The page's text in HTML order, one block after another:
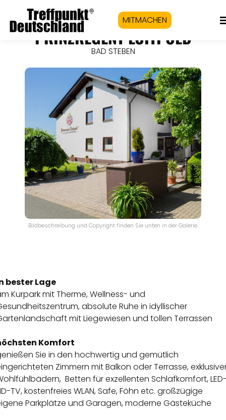
MITMACHEN
PRINZREGENT LUITPOLD
BAD STEBEN
Bildbeschreibung und Copyright finden Sie unten in der Galerie.
bester Lage
Kurpark mit Therme, Wellness- und
absolute Ruhe in idyllischer
mit Liegewiesen und tollen Terrassen
Komfort
Sie in den hochwertig und gemütlich
Zimmern mit Balkon oder Terrasse,
Betten für exzellenten Schlafkomfort,
TV, kostenfreies WLAN, Safe, Föhn etc. großzügige
Parkplätze und Garagen, moderne Gästeküche